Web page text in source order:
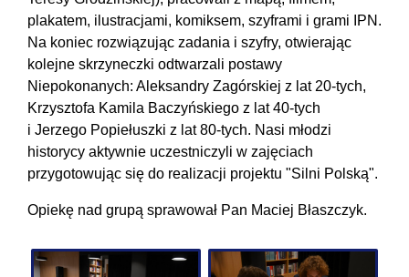
plakatem, ilustracjami, komiksem, szyframi i grami IPN.
Na koniec rozwiązując zadania i szyfry, otwierając
kolejne skrzyneczki odtwarzali postawy
Niepokonanych: Aleksandry Zagórskiej z lat 20-tych,
Krzysztofa Kamila Baczyńskiego z lat 40-tych
i Jerzego Popiełuszki z lat 80-tych. Nasi młodzi
historycy aktywnie uczestniczyli w zajęciach
przygotowując się do realizacji projektu "Silni Polską".
Opiekę nad grupą sprawował Pan Maciej Błaszczyk.